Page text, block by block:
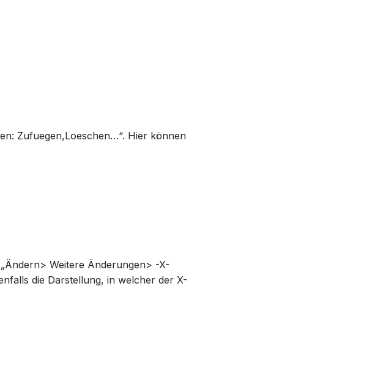
Zufuegen,Loeschen…“. Hier können
Weitere Änderungen> -X-
die Darstellung, in welcher der X-